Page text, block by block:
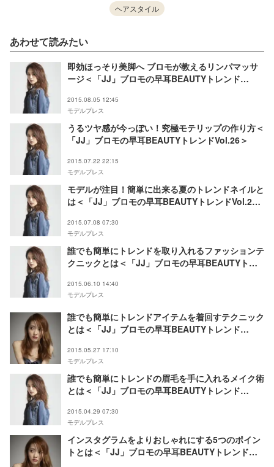
ヘアスタイル
あわせて読みたい
即効ほっそり美脚へ ブロモが教えるリンパマッサ
ージ＜「JJ」ブロモの早耳BEAUTYトレンド
2015.08.05 12:45
モデルプレス
うるツヤ感が今っぽい！究極モテリップの作り方＜
「JJ」ブロモの早耳BEAUTYトレンドVol.26＞
2015.07.22 22:15
モデルプレス
モデルが注目！簡単に出来る夏のトレンドネイルと
は＜「JJ」ブロモの早耳BEAUTYトレンドVol.25
2015.07.08 07:30
モデルプレス
誰でも簡単にトレンドを取り入れるファッションテ
クニックとは＜「JJ」ブロモの早耳BEAUTYトレ
2015.06.10 14:40
モデルプレス
誰でも簡単にトレンドアイテムを着回すテクニック
とは＜「JJ」ブロモの早耳BEAUTYトレンド
2015.05.27 17:10
モデルプレス
誰でも簡単にトレンドの眉毛を手に入れるメイク術
とは＜「JJ」ブロモの早耳BEAUTYトレンド
2015.04.29 07:30
モデルプレス
インスタグラムをよりおしゃれにする5つのポイン
トとは＜「JJ」ブロモの早耳BEAUTYトレンド